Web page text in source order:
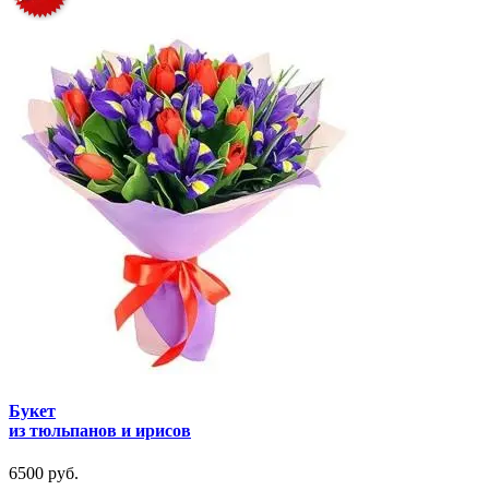
Букет
из тюльпанов и ирисов
6500 руб.